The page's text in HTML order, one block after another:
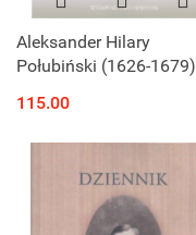
Aleksander Hilary
Połubiński (1626-1679)
Działalność polityczno-
wojskowa
115.00